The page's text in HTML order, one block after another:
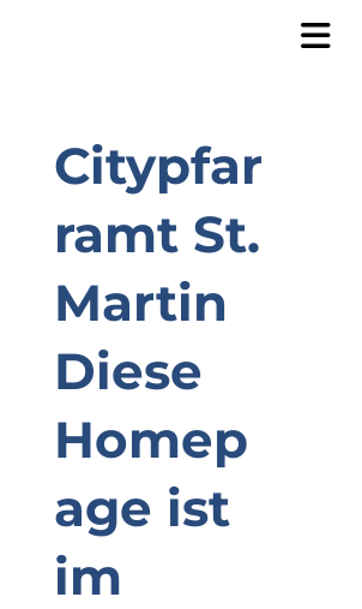
Citypfar
ramt St.
Martin
Diese
Homep
age ist
im